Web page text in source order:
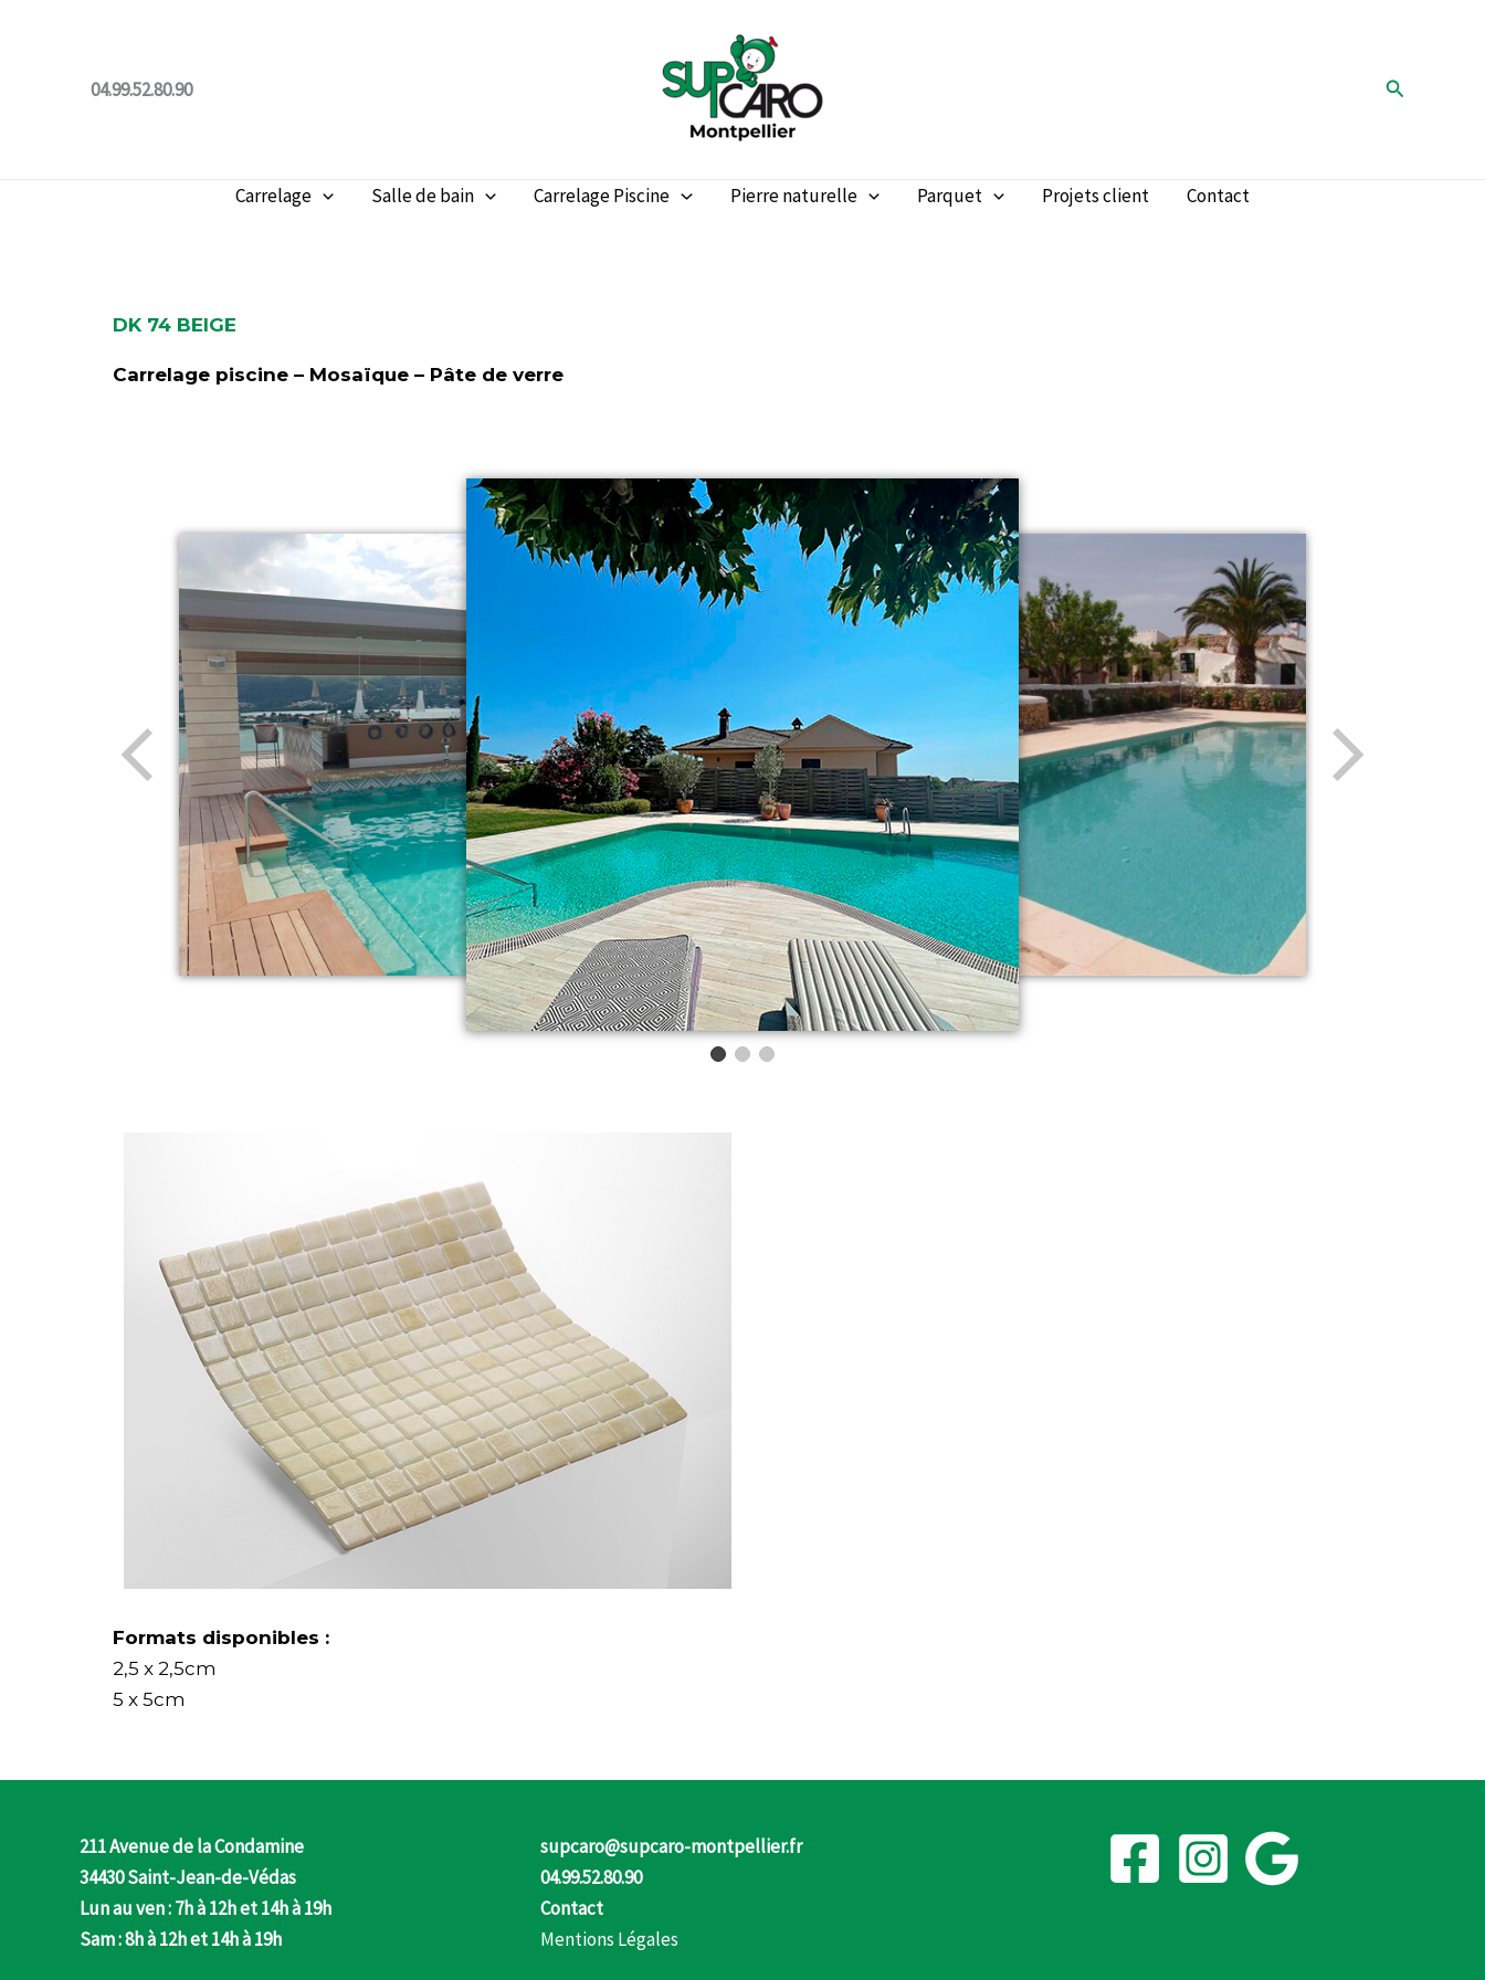
04.99.52.80.90 Rechercher
Carrelage Salle de bain Carrelage Piscine Pierre naturelle Parquet Projets client Contact
DK 74 BEIGE
Carrelage piscine – Mosaïque – Pâte de verre
Formats disponibles :
2,5 x 2,5cm
5 x 5cm
211 Avenue de la Condamine
34430 Saint-Jean-de-Védas
Lun au ven : 7h à 12h et 14h à 19h
Sam : 8h à 12h et 14h à 19h
supcaro@supcaro-montpellier.fr
04.99.52.80.90
Contact
Mentions Légales